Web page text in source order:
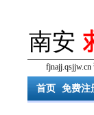
南安
首页 免费注